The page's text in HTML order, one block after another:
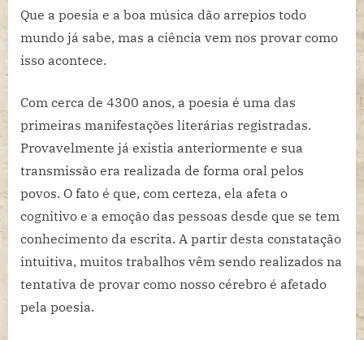
da
na
Que a poesia e a boa música dão arrepios todo
mundo já sabe, mas a ciência vem nos provar como
isso acontece.
Com cerca de 4300 anos, a poesia é uma das
primeiras manifestações literárias registradas.
Provavelmente já existia anteriormente e sua
transmissão era realizada de forma oral pelos
povos. O fato é que, com certeza, ela afeta o
cognitivo e a emoção das pessoas desde que se tem
conhecimento da escrita. A partir desta constatação
intuitiva, muitos trabalhos vêm sendo realizados na
tentativa de provar como nosso cérebro é afetado
pela poesia.